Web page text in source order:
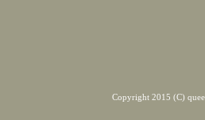
Copyright 2015 (C)